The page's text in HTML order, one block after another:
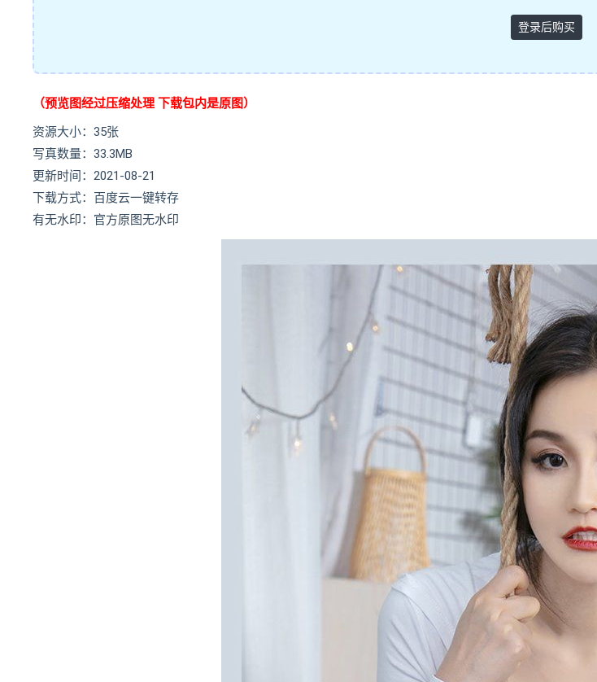
登录后购买
（预览图经过压缩处理 下载包内是原图）
资源大小：35张
写真数量：33.3MB
更新时间：2021-08-21
下载方式：百度云一键转存
有无水印：官方原图无水印